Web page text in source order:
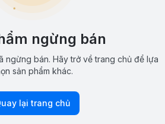
ngừng bán
ngừng bán. Hãy trở về trang chủ để lựa
sản phẩm khác.
lại trang chủ